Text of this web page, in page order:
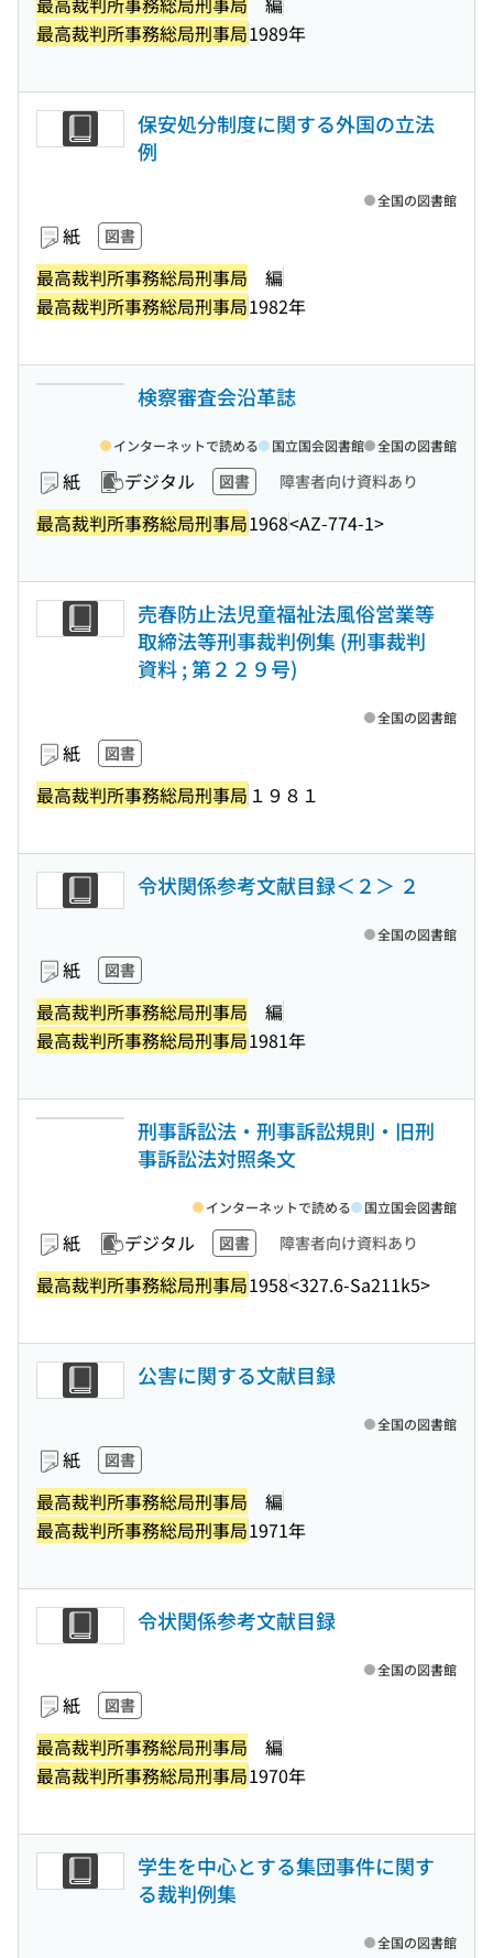
最高裁判所事務総局刑事局1989年
保安処分制度に関する外国の立法
例
紙 図書
最高裁判所事務総局刑事局 編
最高裁判所事務総局刑事局1982年
全国の図書館
検察審査会沿革誌
紙 デジタル 図書 障害者向け資料あり
最高裁判所事務総局刑事局1968<AZ-774-1>
インターネットで読める 国立国会図書館 全国の図書館
売春防止法児童福祉法風俗営業等
取締法等刑事裁判例集 (刑事裁判
資料 ; 第２２９号)
紙 図書
最高裁判所事務総局刑事局 １９８１
全国の図書館
令状関係参考文献目録＜２＞ ２
紙 図書
最高裁判所事務総局刑事局 編
最高裁判所事務総局刑事局1981年
全国の図書館
刑事訴訟法・刑事訴訟規則・旧刑
事訴訟法対照条文
紙 デジタル 図書 障害者向け資料あり
最高裁判所事務総局刑事局1958<327.6-Sa211k5>
インターネットで読める 国立国会図書館
公害に関する文献目録
紙 図書
最高裁判所事務総局刑事局 編
最高裁判所事務総局刑事局1971年
全国の図書館
令状関係参考文献目録
紙 図書
最高裁判所事務総局刑事局 編
最高裁判所事務総局刑事局1970年
全国の図書館
学生を中心とする集団事件に関す
る裁判例集
全国の図書館